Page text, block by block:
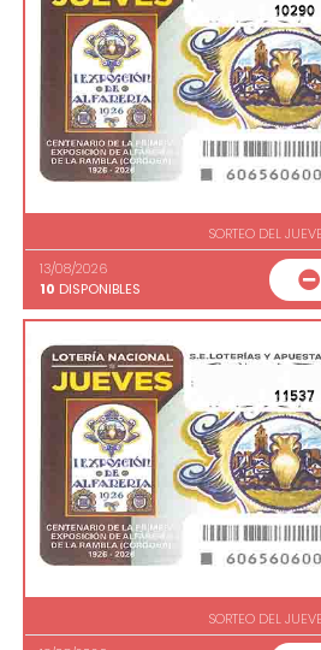
10290
SORTEO DEL
13/08/2026
10 DISPONIBLES
11537
SORTEO DEL